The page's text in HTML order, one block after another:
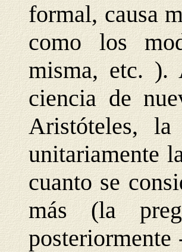
formal, causa
como los
misma, etc. ).
ciencia de
Aristóteles,
unitariamente
cuanto se
más (la